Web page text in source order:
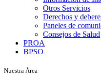
Otros Servicios
Derechos y
Paneles de
Consejos de Salud
PROA
BPSO
Nuestra Área